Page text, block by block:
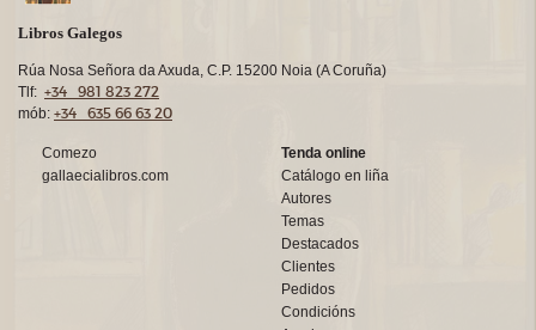
Libros Galegos
Rúa Nosa Señora da Axuda, C.P. 15200 Noia (A Coruña)
Tlf: +34 981 823 272
mób: +34 635 66 63 20
Comezo
gallaecialibros.com
Tenda online
Catálogo en liña
Autores
Temas
Destacados
Clientes
Pedidos
Condicións